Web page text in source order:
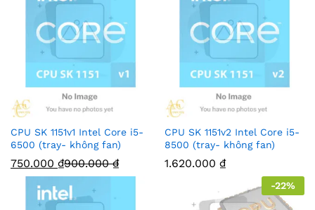
CPU SK 1151v1 Intel Core i5-
6500 (tray- không fan)
750.000 ₫900.000₫
CPU SK 1151v2 Intel Core i5-
8500 (tray- không fan)
1.620.000 ₫
-22%